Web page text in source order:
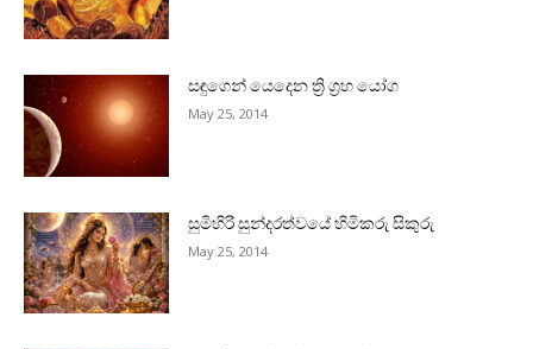
සඳුගෙන් යෙදෙන ත්‍රි ග්‍රහ යෝග
May 25, 2014
සුමිහිරි සුන්දරත්වයේ හිමිකරු සිකුරු
May 25, 2014